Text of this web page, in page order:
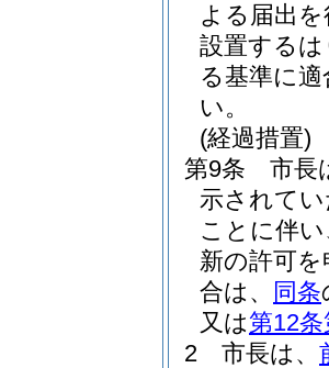
よる届出
設置する
る基準に
い。
(経過措置)
第9条
市長
示されて
ことに伴
新の許可
合は、
同条
又は第12
2
市長は、